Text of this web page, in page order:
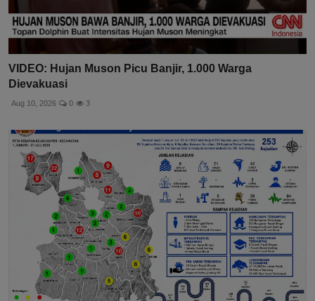
VIDEO: Hujan Muson Picu Banjir, 1.000 Warga
Dievakuasi
Aug 10, 2026 0 3